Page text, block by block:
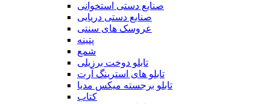
صنایع دستی استخوانی
صنایع دستی دریایی
عروسک های سنتی
پتینه
شمع
تابلو دوخت برزیلی
تابلو های استرینگ آرت
تابلو برجسته میکس مدیا
کتاب